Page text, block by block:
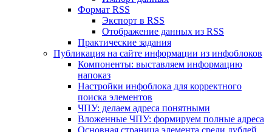
Формат RSS
Экспорт в RSS
Отображение данных из RSS
Практические задания
Публикация на сайте информации из инфоблоков
Компоненты: выставляем информацию
напоказ
Настройки инфоблока для корректного
поиска элементов
ЧПУ: делаем адреса понятными
Вложенные ЧПУ: формируем полные адреса
Основная страница элемента среди дублей